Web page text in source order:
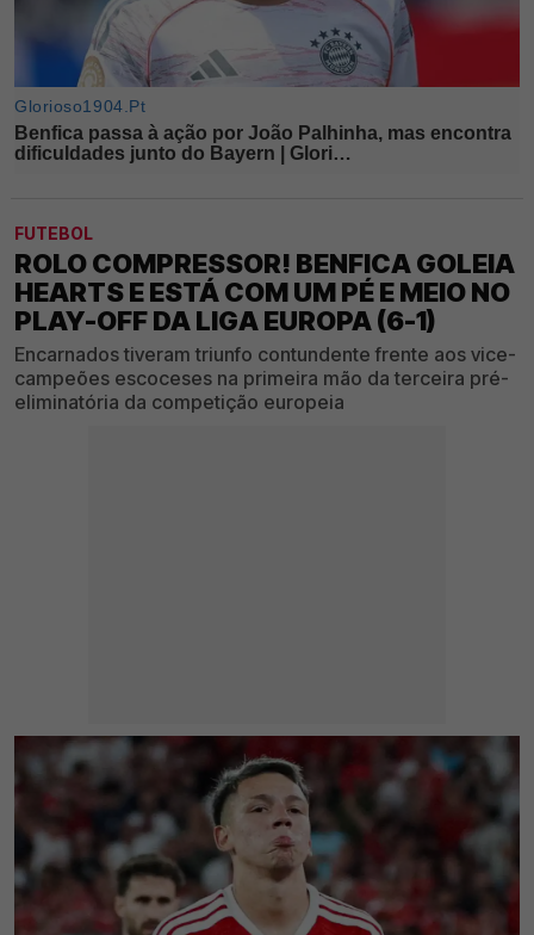
FUTEBOL
ROLO COMPRESSOR! BENFICA GOLEIA
HEARTS E ESTÁ COM UM PÉ E MEIO NO
PLAY-OFF DA LIGA EUROPA (6-1)
Encarnados tiveram triunfo contundente frente aos vice-
campeões escoceses na primeira mão da terceira pré-
eliminatória da competição europeia